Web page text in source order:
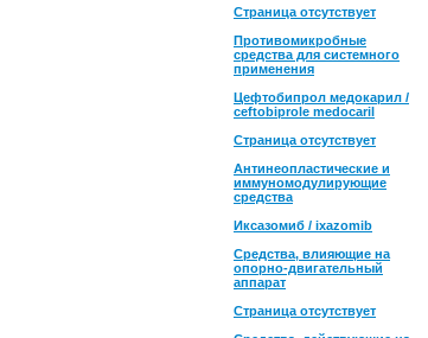
Страница отсутствует
Противомикробные
средства для системного
применения
Цефтобипрол медокарил /
ceftobiprole medocaril
Страница отсутствует
Антинеопластические и
иммуномодулирующие
средства
Иксазомиб / ixazomib
Средства, влияющие на
опорно-двигательный
аппарат
Страница отсутствует